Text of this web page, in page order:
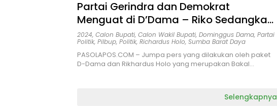
Partai Gerindra dan Demokrat
Menguat di D’Dama – Riko Sedangkan
PKB Masih Saling Klaim,Riko : Kami
Punya Info A1!
2024, Calon Bupati, Calon Wakil Bupati, Dominggus Dama, Partai
Politik, Pilbup, Politik, Richardus Holo, Sumba Barat Daya
PASOLAPOS.COM – Jumpa pers yang dilakukan oleh paket
D-Dama dan Rikhardus Holo yang merupakan Bakal…
Selengkapnya